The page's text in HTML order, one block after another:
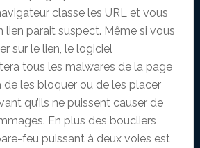
classe les URL et vous
lien parait suspect. Même si vous
sur le lien, le logiciel
tous les malwares de la page
de les bloquer ou de les placer
qu’ils ne puissent causer de
En plus des boucliers
feu puissant à deux voies est